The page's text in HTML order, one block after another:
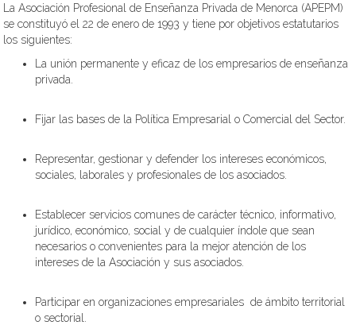
LaAsociación Profesional de Enseñanza Privada de Menorca (APEPM)
se constituyó el 22 de enero de 1993 y tiene por objetivos estatutarios
los siguientes:
La unión permanente y eficaz de los empresarios de enseñanza
privada.
Fijar las bases de la Política Empresarial o Comercial del Sector.
Representar, gestionar y defender los intereses económicos,
sociales, laborales y profesionalesde los asociados
Establecer servicios comunes de carácter técnico, informativo,
jurídico, económico, social y de cualquier índole que sean
necesarios o convenientes para la mejor atención de los
intereses de la Asociación y sus asociados.
Participar en organizaciones empresariales de ámbito territorial
o sectorial.